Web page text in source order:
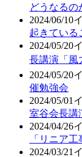
どうなるの
2024/06/10
起きている
2024/05/20
長講演「風
2024/05/20
催勉強会
2024/05/01
室谷会長講
2024/04/26
「リニア
2024/03/21